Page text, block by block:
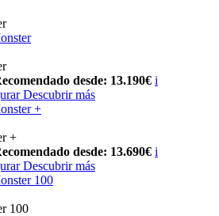
desde: 13.190€ i
Descubrir más
+
+
desde: 13.690€ i
Descubrir más
100
100